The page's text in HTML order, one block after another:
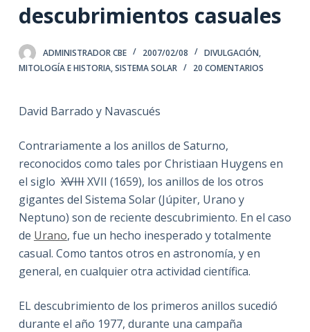
odescubrimientos casuales
ADMINISTRADOR CBE 2007/02/08 DIVULGACIÓN,
MITOLOGÍA E HISTORIA,SISTEMA SOLAR 20 COMENTARIOS
David Barrado y Navascués
Contrariamente a los anillos de Saturno,
reconocidos como tales por Christiaan Huygens en
el sigloXVIIIXVII (1659), los anillos de los otros
gigantes del Sistema Solar (Júpiter, Urano y
Neptuno) son de reciente descubrimiento. En el caso
de Urano, fue un hecho inesperado y totalmente
casual. Como tantos otros en astronomía, y en
general, en cualquier otra actividad científica.
EL descubrimiento de los primeros anillos sucedió
durante el año 1977, durante una campaña